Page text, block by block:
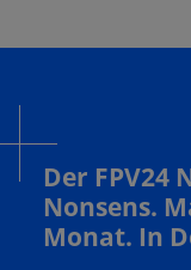
Der FPV24
Nonsens.
Monat. In